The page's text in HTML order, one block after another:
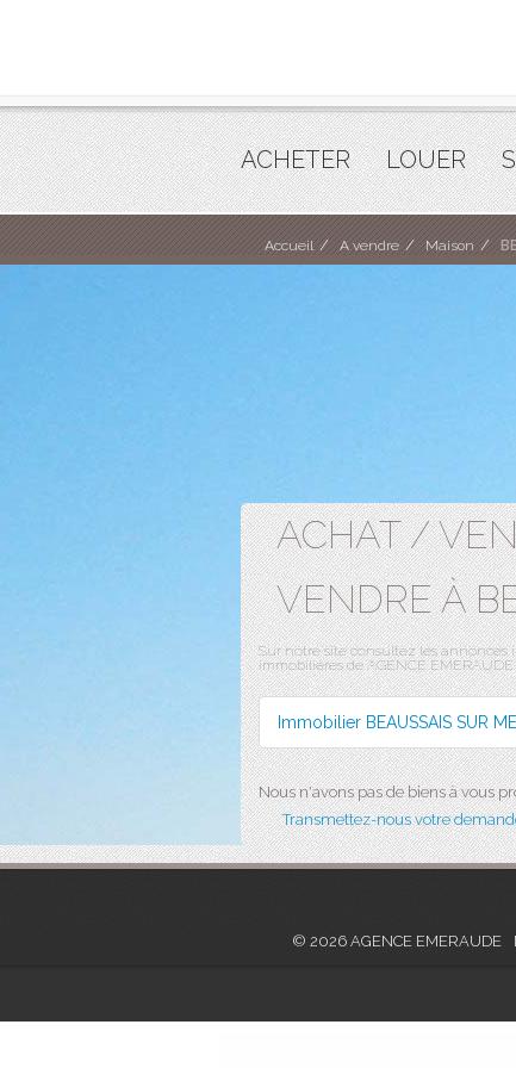
ACHETER LOUER
Accueil A vendre Maison
ACHAT /
VENDRE À
Sur notre site consultez les annonces
immobilières de AGENCE EMERAUDE.
Immobilier BEAUSSAIS SUR
Nous n'avons pas de biens à vous
Transmettez-nous votre
© 2026 AGENCE EMERAUDE